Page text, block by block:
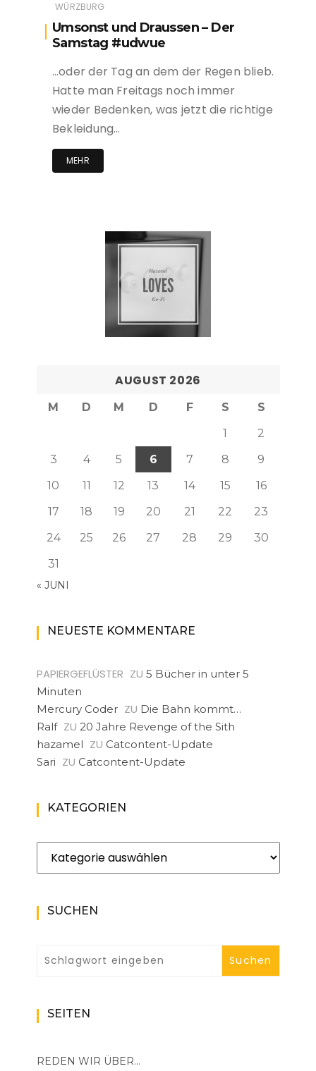
WÜRZBURG
Umsonst und Draussen – Der
Samstag #udwue
…oder der Tag an dem der Regen blieb.
Hatte man Freitags noch immer
wieder Bedenken, was jetzt die richtige
Bekleidung…
MEHR
AUGUST 2026
M D M D F S
S
1
2
3
4 5 6 7 8
9
10
11 12 13 14 15
16
17
18 19 20 21 22
23
24
25 26 27 28 29
30
31
« JUNI
NEUESTE KOMMENTARE
PAPIERGEFLÜSTER ZU 5 Bücher in unter 5
Minuten
Mercury Coder ZU Die Bahn kommt…
Ralf ZU 20 Jahre Revenge of the Sith
hazamel ZU Catcontent-Update
Sari ZU Catcontent-Update
KATEGORIEN
Kategorien
SUCHEN
SEITEN
REDEN WIR ÜBER…